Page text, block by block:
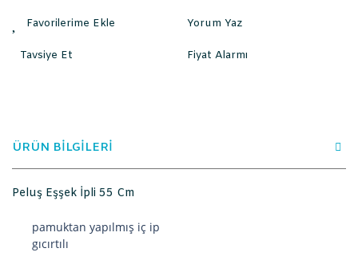
Yorum Yaz
Tavsiye Et Fiyat Alarmı
ÜRÜN BİLGİLERİ
Peluş Eşşek İpli 55 Cm
pamuktan yapılmış iç ip
gıcırtılı